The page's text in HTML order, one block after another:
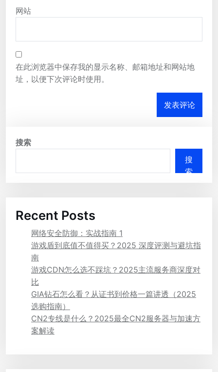
网站
在此浏览器中保存我的显示名称、邮箱地址和网站地
址，以便下次评论时使用。
搜索
搜
索
Recent Posts
网络安全防御：实战指南 1
游戏盾到底值不值得买？2025 深度评测与避坑指
南
游戏CDN怎么选不踩坑？2025主流服务商深度对
比
GIA钻石怎么看？从证书到价格一篇讲透（2025
选购指南）
CN2专线是什么？2025最全CN2服务器与加速方
案解读